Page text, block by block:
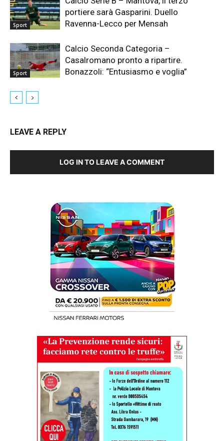
Sport
portiere sarà Gasparini. Duello
Ravenna-Lecco per Mensah
Sport
Calcio Seconda Categoria –
Casalromano pronto a ripartire.
Bonazzoli: “Entusiasmo e voglia”
LEAVE A REPLY
LOG IN TO LEAVE A COMMENT